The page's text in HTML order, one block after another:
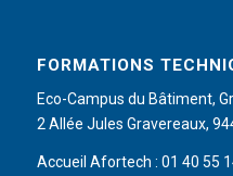
FORMATIONS
Eco-Campus du Bâtiment,
2 Allée Jules Gravereaux,
Accueil Afortech : 01 40 55